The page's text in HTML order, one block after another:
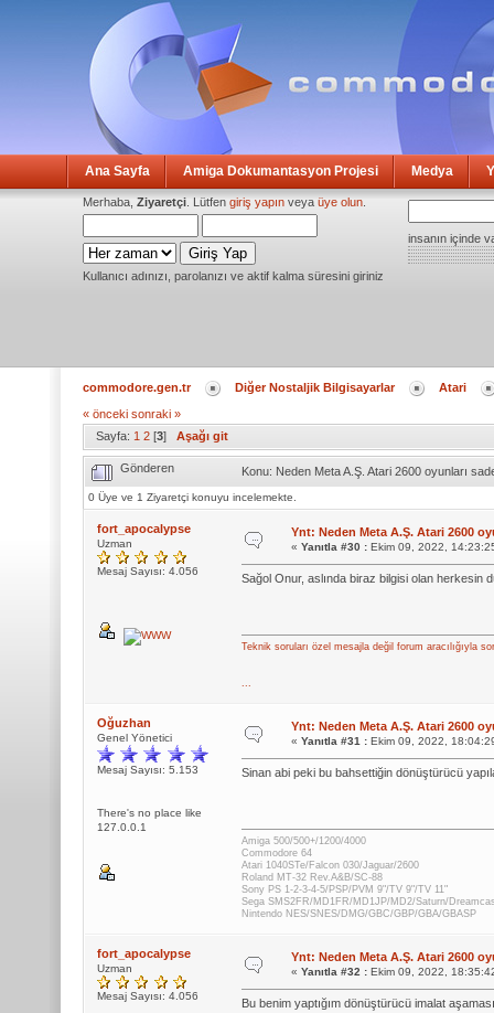
Ana Sayfa Amiga Dokumantasyon Projesi Medya
Merhaba, Ziyaretçi . Lütfen giriş yapın veya üye olun
Kullanıcı adınızı, parolanızı ve aktif kalma süresini giriniz
insanın içinde
commodore.gen.tr Diğer Nostaljik Bilgisayarlar
Atari
« önceki sonraki »
Sayfa: 1 2 [3] Aşağı git
Gönderen Konu: Neden Meta A.Ş. Atari 2600 oyunları
0 Üye ve 1 Ziyaretçi konuyu incelemekte.
fort_apocalypse
Uzman
Mesaj Sayısı: 4.056
Ynt: Neden Meta A.Ş. Atari 2600
« Yanıtla #30 :Ekim 09, 2022,
Sağol Onur, aslında biraz bilgisi olan herkesin
Teknik soruları özel mesajla değil forum aracılığıyla
...
Oğuzhan
Genel Yönetici
Mesaj Sayısı: 5.153
There's no place like
127.0.0.1
Ynt: Neden Meta A.Ş. Atari 2600
« Yanıtla #31 :Ekim 09, 2022,
Sinan abi peki bu bahsettiğin dönüştürücü
Amiga 500/500+/1200/4000
Commodore 64
Atari 1040STe/Falcon 030/Jaguar/2600
Roland MT-32 Rev.A&B/SC-88
Sony PS 1-2-3-4-5/PSP/PVM 9"/TV 9"/TV 11"
Sega SMS2FR/MD1FR/MD1JP/MD2/Saturn/
Nintendo NES/SNES/DMG/GBC/GBP/GBA/GBASP
fort_apocalypse
Uzman
Mesaj Sayısı: 4.056
Ynt: Neden Meta A.Ş. Atari 2600
« Yanıtla #32 :Ekim 09, 2022,
Bu benim yaptığım dönüştürücü imalat